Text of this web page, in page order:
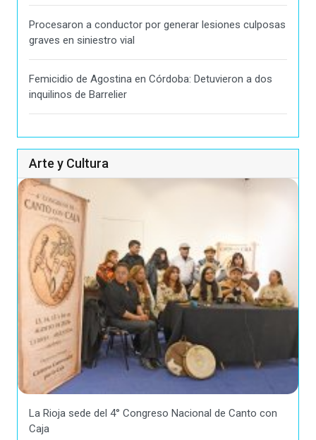
Procesaron a conductor por generar lesiones culposas
graves en siniestro vial
Femicidio de Agostina en Córdoba: Detuvieron a dos
inquilinos de Barrelier
Arte y Cultura
La Rioja sede del 4° Congreso Nacional de Canto con
Caja